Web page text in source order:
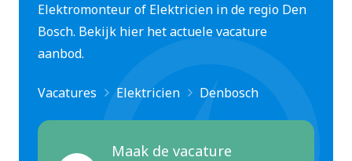
Elektromonteur of Elektricien in de regio Den
Bosch. Bekijk hier het actuele vacature
aanbod.
Vacatures Elektricien Denbosch
Maak de vacature